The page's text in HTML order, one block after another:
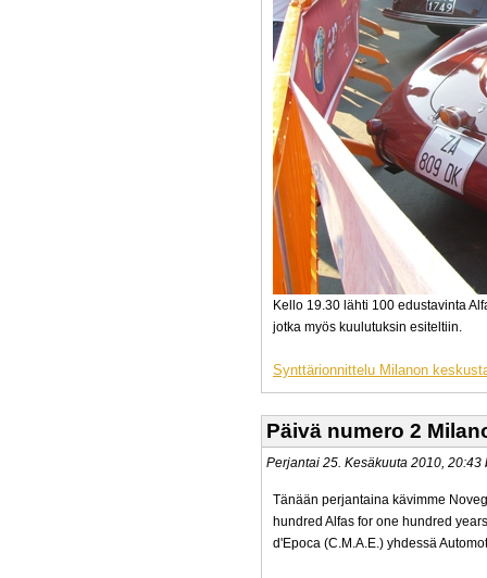
Kello 19.30 lähti 100 edustavinta
jotka myös kuulutuksin esiteltiin.
Synttärionnittelu Milanon
Päivä numero 2
Perjantai 25. Kesäkuuta 2010, 20:43
Tänään perjantaina kävimme
hundred Alfas for one hundred
d'Epoca (C.M.A.E.) yhdessä